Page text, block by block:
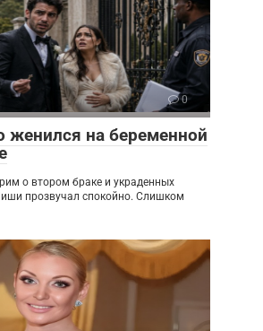
0
женился на беременной
о втором браке и украденных
прозвучал спокойно. Слишком